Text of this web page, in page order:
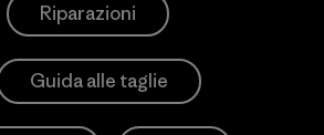
Riparazioni
Guida alle taglie